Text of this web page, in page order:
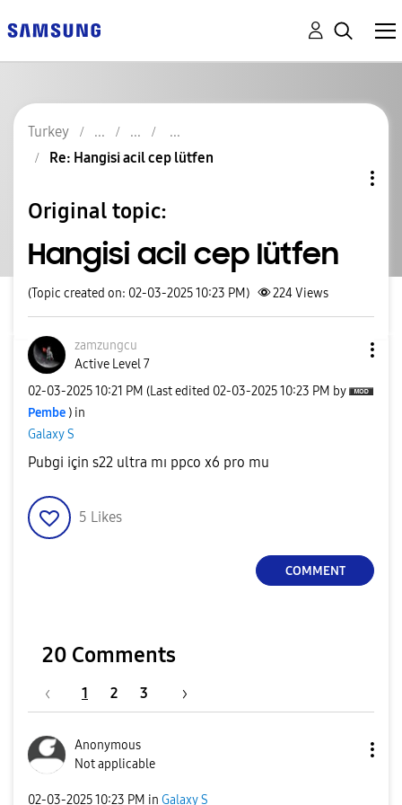
Turkey
Re: Hangisi acil cep lütfen
Original topic:
Hangisi acil cep lütfen
(Topic created on: 02-03-2025 10:23 PM) 224Views
zamzungcu
Active Level 7
‎02-03-202510:21 PM (Last edited ‎02-03-202510:23 PM by
Pembe ) in
Galaxy S
Pubgi için s22 ultra mı ppco x6 pro mu
5 Likes
COMMENT
20 Comments
1 2 3
Anonymous
Not applicable
‎02-03-202510:23 PM in Galaxy S